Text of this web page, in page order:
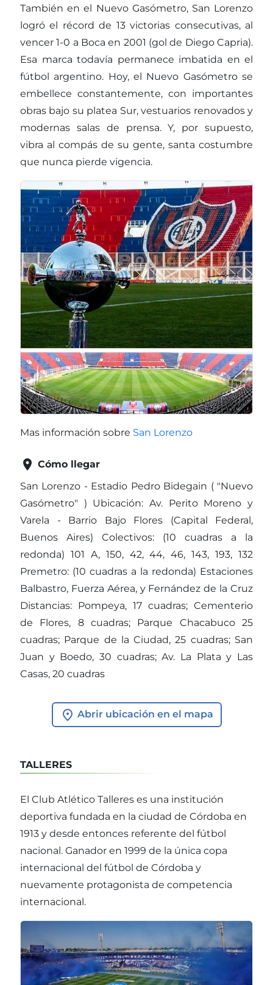
También en el Nuevo Gasómetro, San Lorenzo
logró el récord de 13 victorias consecutivas, al
vencer 1-0 a Boca en 2001 (gol de Diego Capria).
Esa marca todavía permanece imbatida en el
fútbol argentino. Hoy, el Nuevo Gasómetro se
embellece constantemente, con importantes
obras bajo su platea Sur, vestuarios renovados y
modernas salas de prensa. Y, por supuesto,
vibra al compás de su gente, santa costumbre
que nunca pierde vigencia.
Mas información sobre San Lorenzo
 Cómo llegar
San Lorenzo - Estadio Pedro Bidegain ( "Nuevo
Gasómetro" ) Ubicación: Av. Perito Moreno y
Varela - Barrio Bajo Flores (Capital Federal,
Buenos Aires) Colectivos: (10 cuadras a la
redonda) 101 A, 150, 42, 44, 46, 143, 193, 132
Premetro: (10 cuadras a la redonda) Estaciones
Balbastro, Fuerza Aérea, y Fernández de la Cruz
Distancias: Pompeya, 17 cuadras; Cementerio
de Flores, 8 cuadras; Parque Chacabuco 25
cuadras; Parque de la Ciudad, 25 cuadras; San
Juan y Boedo, 30 cuadras; Av. La Plata y Las
Casas, 20 cuadras
Abrir ubicación en el mapa
TALLERES
El Club Atlético Talleres es una institución
deportiva fundada en la ciudad de Córdoba en
1913 y desde entonces referente del fútbol
nacional. Ganador en 1999 de la única copa
internacional del fútbol de Córdoba y
nuevamente protagonista de competencia
internacional.